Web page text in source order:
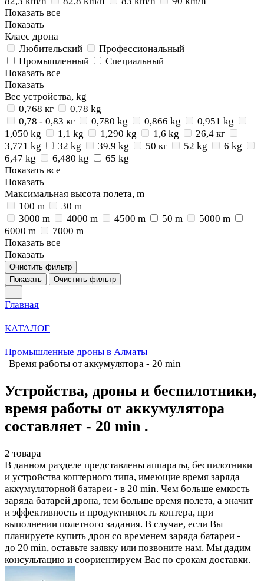
Показать все
Показать
Класс дрона
Любительский
Профессиональный
Промышленный
Специальный
Показать все
Показать
Вес устройства, kg
0,768 кг
0,78 kg
0,78 - 0,83 кг
0,780 kg 0,866 kg
0,951 kg
1,050 kg
1,1 kg 1,290 kg 1,6 kg
26,4 кг
3,771 kg
32 kg 39,9 kg 50 кг 52 kg
6 kg
6,47 kg
6,480 kg
65 kg
Показать все
Показать
Максимальная высота полета, m
100 m
30 m
3000 m
4000 m 4500 m 50 m
5000 m
6000 m
7000 m
Показать все
Показать
Очистить фильтр
Показать
Очистить фильтр
Главная
КАТАЛОГ
Промышленные дроны в Алматы
Время работы от аккумулятора - 20 min
Устройства, дроны и беспилотники,
время работы от аккумулятора
составляет - 20 min .
2 товара
В данном разделе представлены аппараты, беспилотники
и устройства коптерного типа, имеющие время заряда
аккумуляторной батареи - в 20 min. Чем больше емкость
заряда батарей дрона, тем больше время полета, а значит
и эффективность и продуктивность коптера, при
выполнении полетного задания. В случае, если Вы
планируете купить дрон со временем заряда батареи -
до 20 min, оставьте заявку или позвоните нам. Мы дадим
консультацию и соориентируем Вас по срокам доставки.